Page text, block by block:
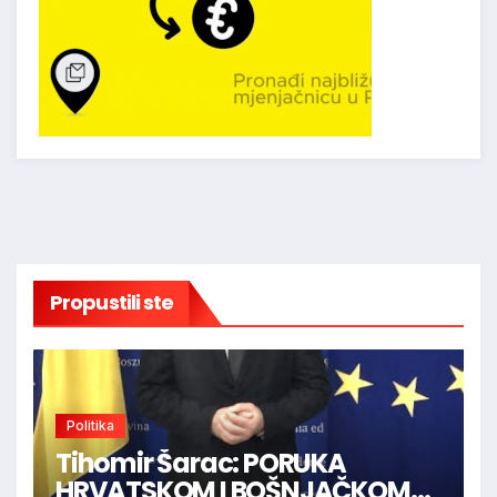
Propustili ste
Politika
Tihomir Šarac: PORUKA